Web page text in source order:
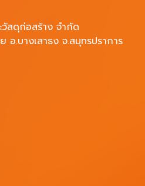
สดุก่อสร้าง จำกัด
อ.บางเสาธง จ.สมุทรปราการ